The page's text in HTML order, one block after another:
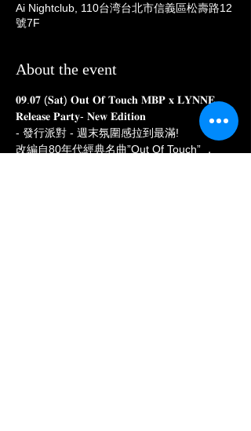
Ai Nightclub, 110台湾台北市信義區松壽路12
號7F
About the event
𝟎𝟗.𝟎𝟕 (𝐒𝐚𝐭) 𝐎𝐮𝐭 𝐎𝐟 𝐓𝐨𝐮𝐜𝐡 𝐌𝐁𝐏 𝐱 𝐋𝐘𝐍𝐍𝐄
𝐑𝐞𝐥𝐞𝐚𝐬𝐞 𝐏𝐚𝐫𝐭𝐲- 𝐍𝐞𝐰 𝐄𝐝𝐢𝐭𝐢𝐨𝐧
- 發行派對 - 週末氛圍感拉到最滿!
改編自80年代經典名曲”Out Of Touch” ，